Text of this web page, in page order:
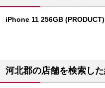
iPhone 11 256GB
河北郡の店舗を検索し